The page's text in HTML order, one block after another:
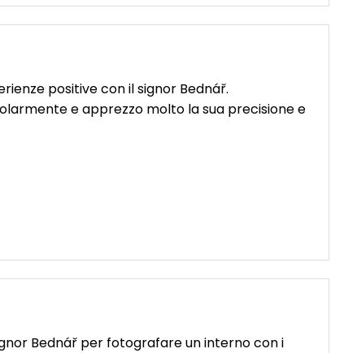
positive con il signor Bednář.
e apprezzo molto la sua precisione e
Bednář per fotografare un interno con i